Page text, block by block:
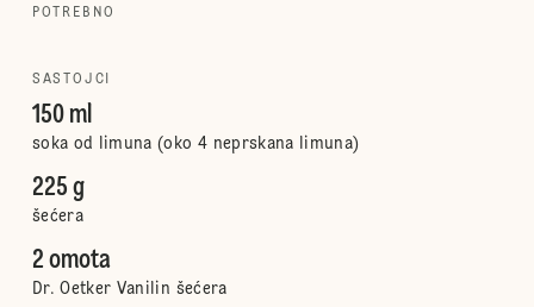
POTREBNO
SASTOJCI
150 ml
soka od limuna (oko 4 neprskana limuna)
225 g
šećera
2 omota
Dr. Oetker Vanilin šećera